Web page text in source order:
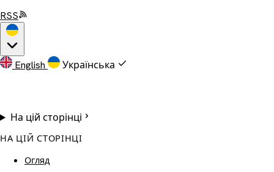
RSS
English Українська
На цій сторінці
НА ЦІЙ СТОРІНЦІ
Огляд